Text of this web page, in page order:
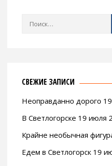
Найти:
СВЕЖИЕ ЗАПИСИ
Неоправданно дорого
В Светлогорске 19 июля
Крайне необычная
Едем в Светлогорск 19